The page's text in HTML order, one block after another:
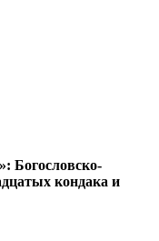
Богословско-
кондака и